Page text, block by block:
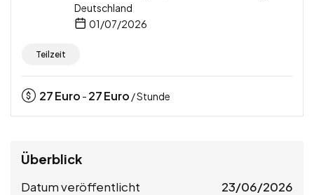
Deutschland
01/07/2026
Teilzeit
27Euro - 27Euro / Stunde
Überblick
Datum veröffentlicht 23/06/2026